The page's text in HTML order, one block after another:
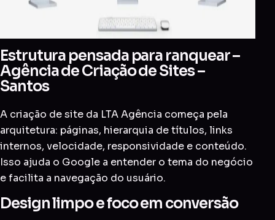
Estrutura pensada para ranquear –
Agência de Criação de Sites –
Santos
A criação de site da LTA Agência começa pela
arquitetura: páginas, hierarquia de títulos, links
internos, velocidade, responsividade e conteúdo.
Isso ajuda o Google a entender o tema do negócio
e facilita a navegação do usuário.
Design limpo e foco em conversão